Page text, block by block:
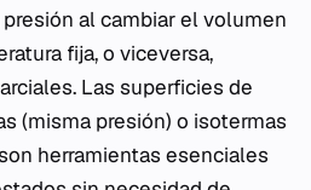
al cambiar el volumen
fija, o viceversa,
Las superficies de
(misma presión) o isotermas
herramientas esenciales